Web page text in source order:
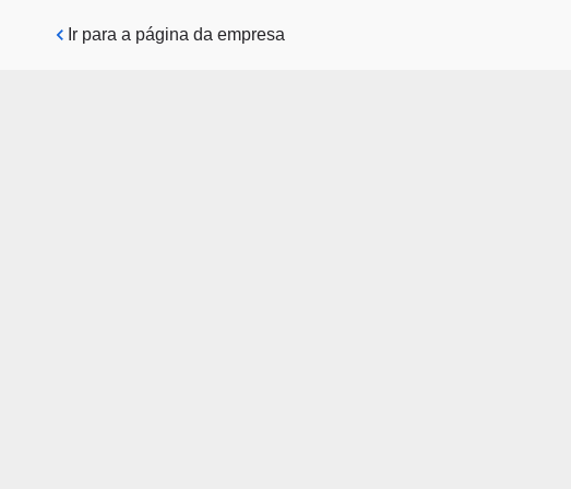
Pular para o conteúdo principal
Ir para a página da empresa